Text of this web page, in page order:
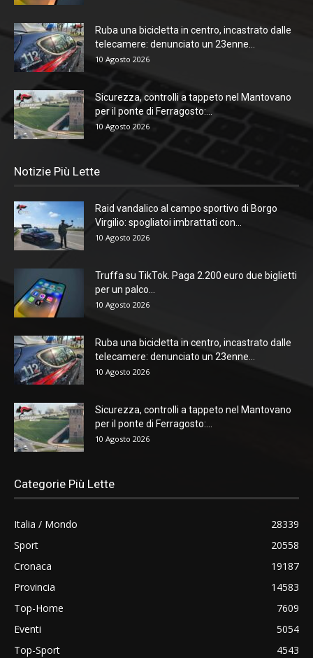
Ruba una bicicletta in centro, incastrato dalle
telecamere: denunciato un 23enne...
10 Agosto 2026
Sicurezza, controlli a tappeto nel Mantovano
per il ponte di Ferragosto:...
10 Agosto 2026
Notizie Più Lette
Raid vandalico al campo sportivo di Borgo
Virgilio: spogliatoi imbrattati con...
10 Agosto 2026
Truffa su TikTok. Paga 2.200 euro due biglietti
per un palco...
10 Agosto 2026
Ruba una bicicletta in centro, incastrato dalle
telecamere: denunciato un 23enne...
10 Agosto 2026
Sicurezza, controlli a tappeto nel Mantovano
per il ponte di Ferragosto:...
10 Agosto 2026
Categorie Più Lette
Italia / Mondo
28339
Sport
20558
Cronaca
19187
Provincia
14583
Top-Home
7609
Eventi
5054
Top-Sport
4543